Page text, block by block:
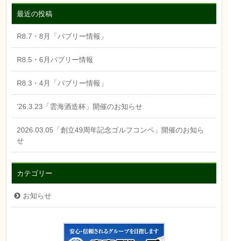
最近の投稿
R8.7・8月「パブリー情報」
R8.5・6月パブリー情報
R8.3・4月「パブリー情報」
’26.3.23「雲海酒造杯」開催のお知らせ
2026.03.05「創立49周年記念ゴルフコンペ」開催のお知ら
せ
カテゴリー
お知らせ